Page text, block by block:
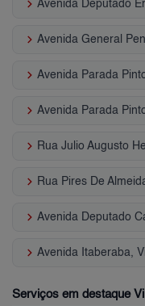
keyboard_arrow_right
keyboard_arrow_right
keyboard_arrow_right Avenida Parada
keyboard_arrow_right Avenida Parada
keyboard_arrow_right
keyboard_arrow_right Rua Pires De
keyboard_arrow_right
keyboard_arrow_right Avenida Itaberaba,
Serviços em destaque